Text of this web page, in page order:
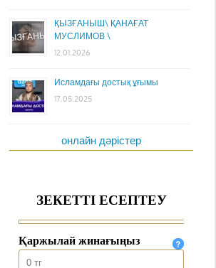
ҚЫЗҒАНЫШ\ ҚАНАҒАТ
МУСЛИМОВ \
12.01.2026
Исламдағы достық ұғымы
17.05.2025
онлайн дәрістер